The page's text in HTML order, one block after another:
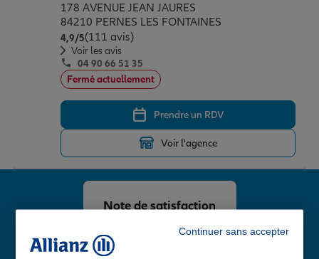
178 AVENUE JEAN JAURES
84210 PERNES LES FONTAINES
4,9/5Note de 4.9 sur 5
(111 avis)
Voir les avis
04 90 66 51 35
Fermé actuellement
Prendre un RDV
Voir l'agence
Note de satisfaction
Continuer sans accepter